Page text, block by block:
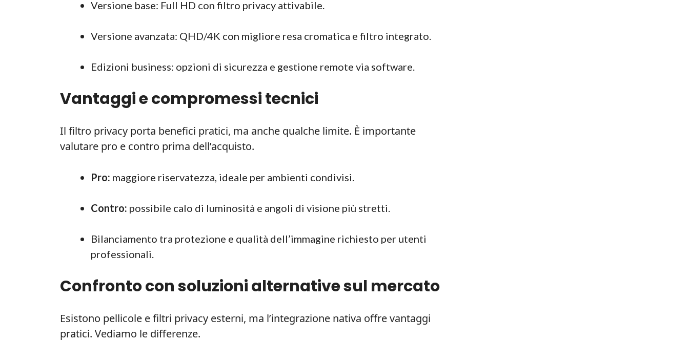
Versione base: Full HD con filtro privacy attivabile.
Versione avanzata: QHD/4K con migliore resa cromatica e filtro integrato.
Edizioni business: opzioni di sicurezza e gestione remote via software.
Vantaggi e compromessi tecnici
Il filtro privacy porta benefici pratici, ma anche qualche limite. È importante
valutare pro e contro prima dell’acquisto.
Pro: maggiore riservatezza, ideale per ambienti condivisi.
Contro: possibile calo di luminosità e angoli di visione più stretti.
Bilanciamento tra protezione e qualità dell’immagine richiesto per utenti
professionali.
Confronto con soluzioni alternative sul mercato
Esistono pellicole e filtri privacy esterni, ma l’integrazione nativa offre vantaggi
pratici. Vediamo le differenze.